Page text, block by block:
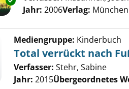
Jahr: 2006Verlag:
Mediengruppe: Kinderbuch
Total verrückt nach
Verfasser: Stehr, Sabine
Jahr: 2015Übergeordnetes